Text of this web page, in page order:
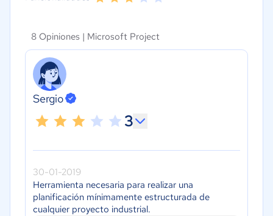
8 Opiniones | Microsoft Project
Sergio
3
30-01-2019
Herramienta necesaria para realizar una
planificación mínimamente estructurada de
cualquier proyecto industrial.